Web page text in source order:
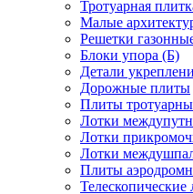
Тротуарная
Малые
Решетки
Блоки упора (Б)
Детали
Дорожные плиты
Плиты
Лотки
Лотки
Лотки
Плиты